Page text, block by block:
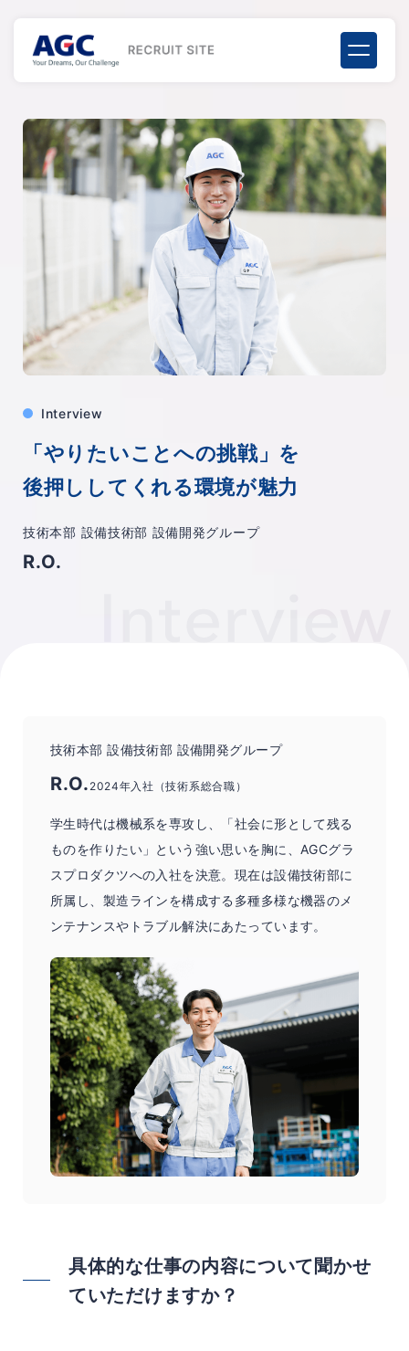
Interview
「やりたいことへの挑戦」を
後押ししてくれる環境が魅力
技術本部 設備技術部 設備開発グループ
R.O.
技術本部 設備技術部 設備開発グループ
R.O. 2024年入社（技術系総合職）
学生時代は機械系を専攻し、「社会に形として残る
ものを作りたい」という強い思いを胸に、AGCグラ
スプロダクツへの入社を決意。現在は設備技術部に
所属し、製造ラインを構成する多種多様な機器のメ
ンテナンスやトラブル解決にあたっています。
具体的な仕事の内容について聞かせ
ていただけますか？